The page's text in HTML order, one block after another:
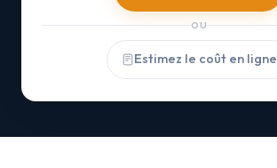
OU
Estimez le coût en ligne